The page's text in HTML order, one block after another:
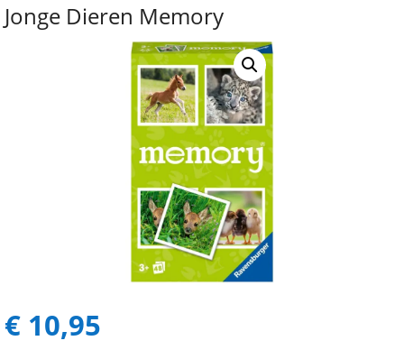
Jonge Dieren Memory
€ 10,95